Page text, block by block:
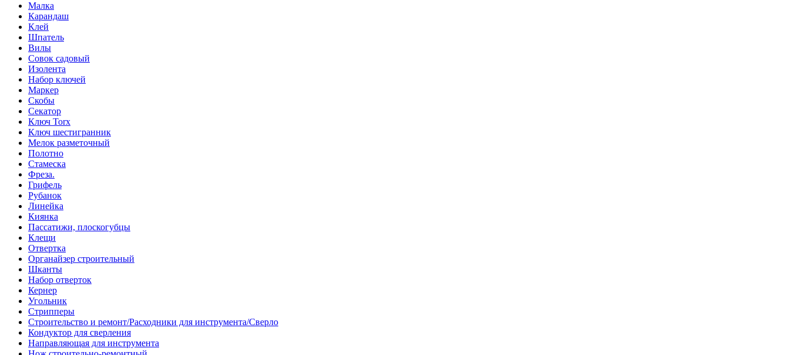
Малка
Карандаш
Клей
Шпатель
Вилы
Совок садовый
Изолента
Набор ключей
Маркер
Скобы
Секатор
Ключ Torx
Ключ шестигранник
Мелок разметочный
Полотно
Стамеска
Фреза.
Грифель
Рубанок
Линейка
Киянка
Пассатижи, плоскогубцы
Клещи
Отвертка
Органайзер строительный
Шканты
Набор отверток
Кернер
Угольник
Стрипперы
Строительство и ремонт/Расходники для инструмента/Сверло
Кондуктор для сверления
Направляющая для инструмента